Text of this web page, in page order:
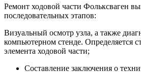
Ремонт ходовой части Фольксваген
последовательных этапов:
Визуальный осмотр узла, а также
компьютерном стенде. Определяется
элемента ходовой части;
Составление заключения о